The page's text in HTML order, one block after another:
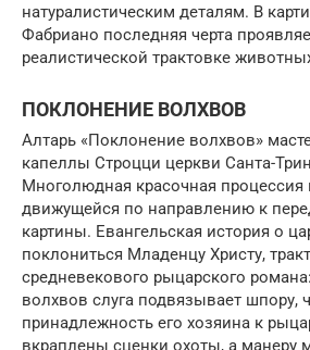
натуралистическим деталям. В
Фабриано последняя черта
реалистической трактовке
ПОКЛОНЕНИЕ ВОЛХВОВ
Алтарь «Поклонение волхвов»
капеллы Строцци церкви Санта-
Многолюдная красочная процессия
движущейся по направлению к
картины. Евангельская история о
поклониться Младенцу Христу,
средневекового рыцарского
волхвов слуга подвязывает шпору,
принадлежность его хозяина к
вкраплены сценки охоты, а манеру